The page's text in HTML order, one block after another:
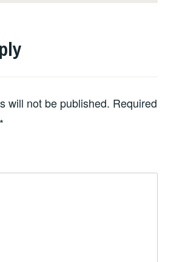
will not be published. Required
*